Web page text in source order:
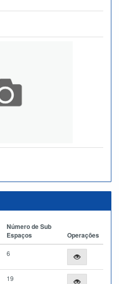
Número de Sub
Espaços
Operações
6
19